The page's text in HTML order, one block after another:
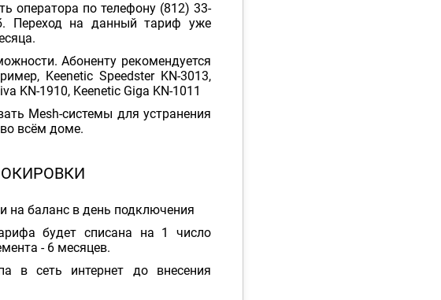
оператора по телефону (812) 33-
Переход на данный тариф уже
Абоненту рекомендуется
Keenetic Speedster KN-3013,
KN-1910, Keenetic Giga KN-1011
Mesh-системы для устранения
всём доме.
на баланс в день подключения
будет списана на 1 число
- 6 месяцев.
в сеть интернет до внесения